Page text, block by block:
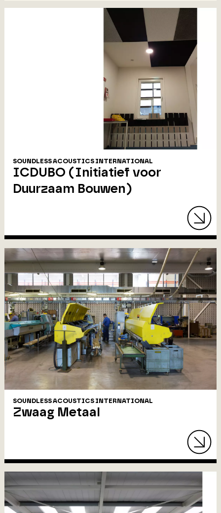
SOUNDLESS ACOUSTICS INTERNATIONAL
ICDUBO (Initiatief voor
Duurzaam Bouwen)
SOUNDLESS ACOUSTICS INTERNATIONAL
Zwaag Metaal